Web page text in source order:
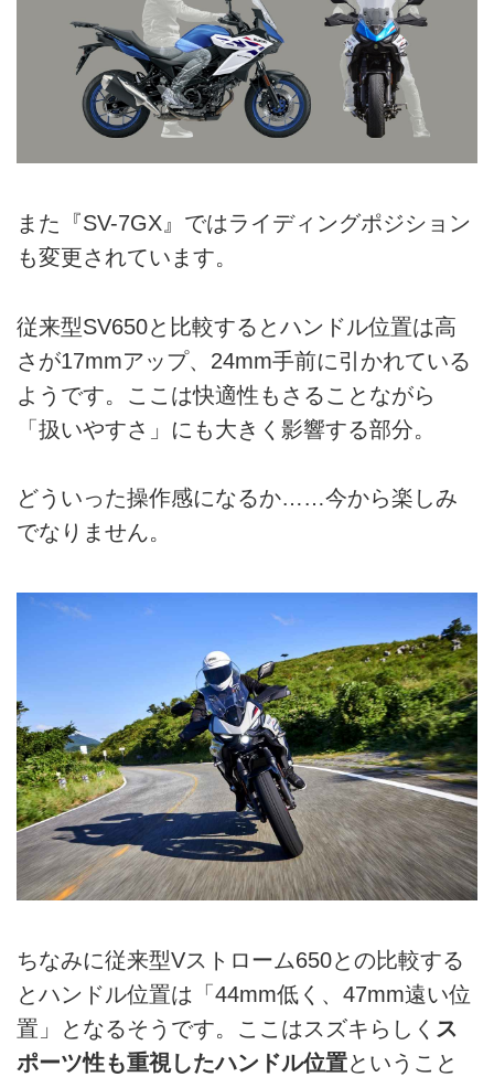
また『SV-7GX』ではライディングポジション
も変更されています。
従来型SV650と比較するとハンドル位置は高
さが17mmアップ、24mm手前に引かれている
ようです。ここは快適性もさることながら
「扱いやすさ」にも大きく影響する部分。
どういった操作感になるか……今から楽しみ
でなりません。
ちなみに従来型Vストローム650との比較する
とハンドル位置は「44mm低く、47mm遠い位
置」となるそうです。ここはスズキらしく ス
ポーツ性も重視したハンドル位置ということ